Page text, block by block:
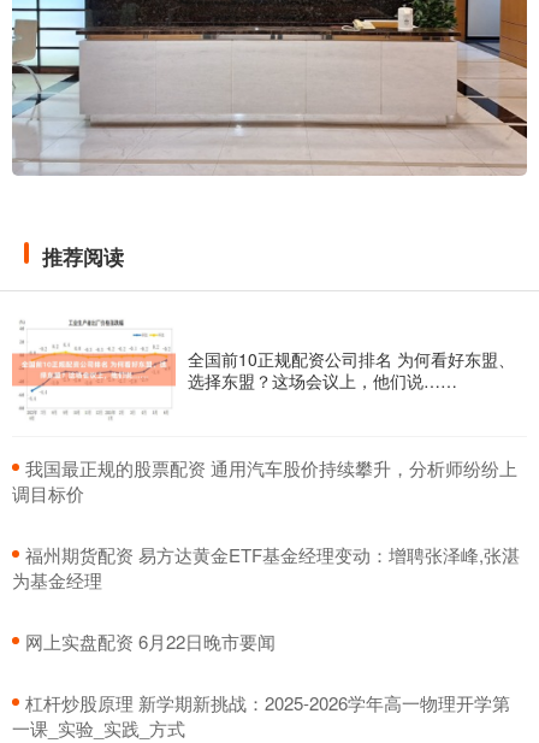
推荐阅读
全国前10正规配资公司排名 为何看好东盟、
选择东盟？这场会议上，他们说……
​我国最正规的股票配资 通用汽车股价持续攀升，分析师纷纷上
调目标价
​福州期货配资 易方达黄金ETF基金经理变动：增聘张泽峰,张湛
为基金经理
​网上实盘配资 6月22日晚市要闻
​杠杆炒股原理 新学期新挑战：2025-2026学年高一物理开学第
一课_实验_实践_方式